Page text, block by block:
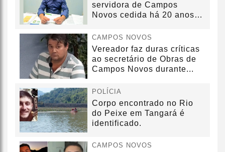
servidora de Campos
Novos cedida há 20 anos
CAMPOS NOVOS
Vereador faz duras críticas
ao secretário de Obras de
Campos Novos durante...
POLÍCIA
Corpo encontrado no Rio
do Peixe em Tangará é
identificado.
CAMPOS NOVOS